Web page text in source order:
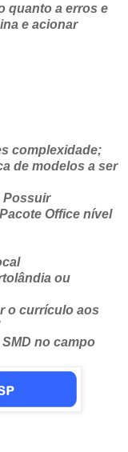
quanto a erros e
e acionar
complexidade;
de modelos a ser
Possuir
Office nível
ou
o currículo aos
no campo